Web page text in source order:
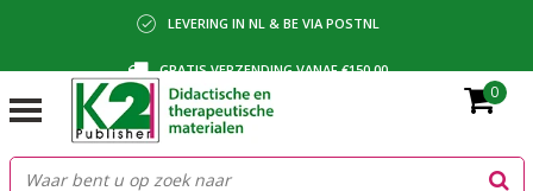
LEVERING IN NL & BE VIA POSTNL
GRATIS VERZENDING VANAF €150,00
BETALING VIA IDEAL, BANCONTACT OF FACTUUR
0